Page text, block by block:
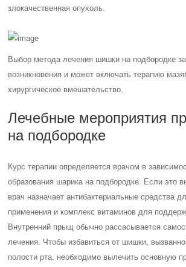
злокачественная опухоль.
Выбор метода лечения шишки на подбородке
возникновения и может включать терапию
хирургическое вмешательство.
Лечебные мероприятия
на подбородке
Курс терапии определяется врачом в
образования шарика на подбородке. Если это
врач назначает антибактериальные средства
применения и комплекс витаминов для
Внутренний прыщ обычно рассасывается
лечения. Чтобы избавиться от шишки,
полости рта, необходимо вылечить основную